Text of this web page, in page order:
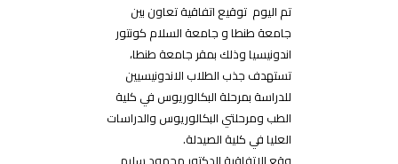
تم اليوم توقيع اتفاقية تعاون بين
جامعة طنطا و جامعة السلام كونتور
اندونيسيا وذلك بمقر جامعة طنطا،
تستهدف جذب الطلاب الاندونيسيين
للدراسة بمرحلة البكالوريوس في كلية
الطب ومرحلتي البكالوريوس والدراسات
العليا في كلية الصيدلة.